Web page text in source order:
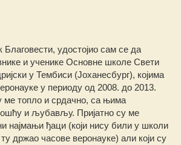
Благовести, удостојио сам се да
и ученике Основне школе Свети
у Тембиси (Јоханесбург), којима
у периоду од 2008. до 2013.
ме топло и срдачно, са њима
и љубављу. Пријатно су ме
најмањи ђаци (који нису били у школи
држао часове веронауке) али који су